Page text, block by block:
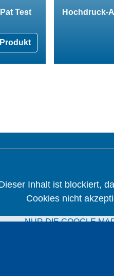
Test Hochdruck-
Inhalt ist blockiert,
Cookies nicht
NUR DIE GOOGLE